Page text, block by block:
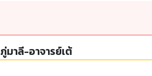
มาลี-อาจารย์เต้